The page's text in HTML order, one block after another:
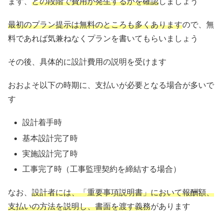
最初のプラン提示は無料のところも多くありますので、無
料であれば気兼ねなくプランを書いてもらいましょう
その後、具体的に設計費用の説明を受けます
おおよそ以下の時期に、支払いが必要となる場合が多いで
す
設計着手時
基本設計完了時
実施設計完了時
工事完了時（工事監理契約を締結する場合）
なお、 設計者には、「重要事項説明書」において報酬額、
支払いの方法を説明し、書面を渡す義務があります